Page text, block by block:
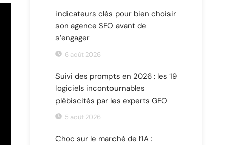
indicateurs clés pour bien choisir
son agence SEO avant de
s’engager
6 août 2026
Suivi des prompts en 2026 : les 19
logiciels incontournables
plébiscités par les experts GEO
5 août 2026
Choc sur le marché de l’IA :